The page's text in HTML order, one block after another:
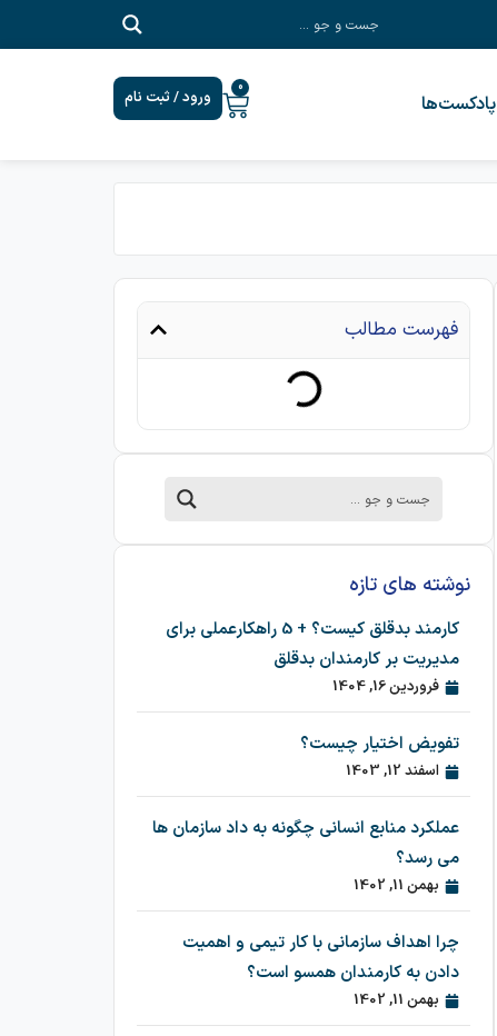
پادکست‎‌ها
0 ورود / ثبت نام
فهرست مطالب
نوشته های تازه
کارمند بدقلق کیست؟ + 5 راهکارعملی برای
مدیریت بر کارمندان بدقلق
فروردین 16, 1404
تفویض اختیار چیست؟
اسفند 12, 1403
عملکرد منابع انسانی چگونه به داد سازمان ها
می رسد؟
بهمن 11, 1402
چرا اهداف سازمانی با کار تیمی و اهمیت
دادن به کارمندان همسو است؟
بهمن 11, 1402